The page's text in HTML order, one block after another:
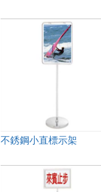
不銹鋼小直標示架